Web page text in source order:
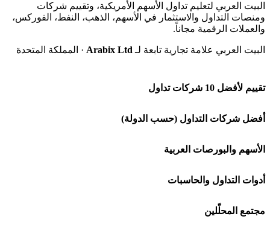
البيت العربي لتعليم تداول الأسهم الأمريكية، وتقييم شركات
ومنصات التداول والاستثمار في الأسهم، الذهب، النفط، الفوركس،
والعملات الرقمية مجاناً.
البيت العربي علامة تجارية تابعة لـArabix Ltd · المملكة المتحدة
تقييم لأفضل 10 شركات تداول
شركة Capital.com
افاتريد AvaTrade
اكسنس Exness
منصة بينانس
أفضل شركات التداول (حسب الدولة)
شركات تداول في السعودية
شركات تداول في الإمارات
شركات تداول في الكويت
الأسهم والبورصات العربية
🌍 كل البورصات العربية
🇸🇦 السوق السعودية
أدوات التداول والحاسبات
🕌 حاسبة الزكاة
مجتمع المحلّلين